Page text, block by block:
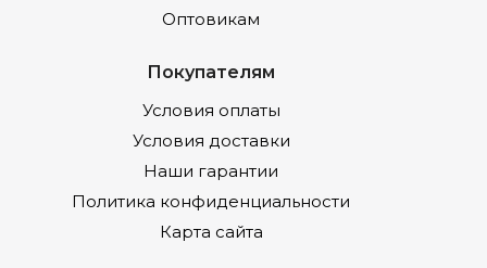
Оптовикам
Покупателям
Условия оплаты
Условия доставки
Наши гарантии
Политика конфиденциальности
Карта сайта